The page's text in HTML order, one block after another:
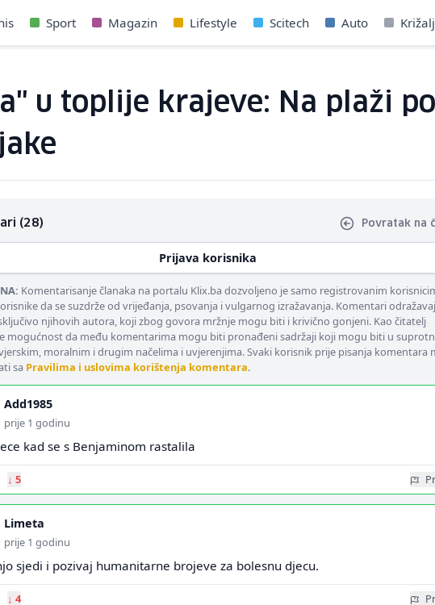
Sport Magazin Lifestyle Scitech Auto
u toplije krajeve: Na plaži
(28) Povratak na
Prijava korisnika
Komentarisanje članaka na portalu Klix.ba dozvoljeno je samo registrovanim
da se suzdrže od vrijeđanja, psovanja i vulgarnog izražavanja. Komentari
njihovih autora, koji zbog govora mržnje mogu biti i krivično gonjeni. Kao čitatelj
mogućnost da među komentarima mogu biti pronađeni sadržaji koji mogu biti u
moralnim i drugim načelima i uvjerenjima. Svaki korisnik prije pisanja komentara
sa Pravilima i uslovima korištenja komentara.
Add1985
prije 1 godinu
kad se s Benjaminom rastalila
↓ 5
Limeta
prije 1 godinu
sjedi i pozivaj humanitarne brojeve za bolesnu djecu.
↓ 4